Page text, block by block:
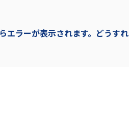
エラーが表示されます。どうすれ